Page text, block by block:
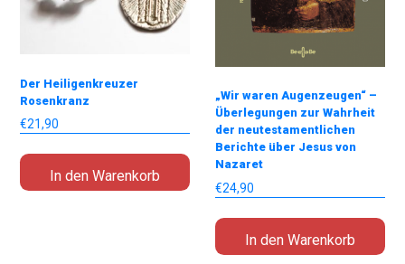
Der Heiligenkreuzer
Rosenkranz
€21,90
In den Warenkorb
„Wir waren Augenzeugen“ –
Überlegungen zur Wahrheit
der neutestamentlichen
Berichte über Jesus von
Nazaret
€24,90
In den Warenkorb